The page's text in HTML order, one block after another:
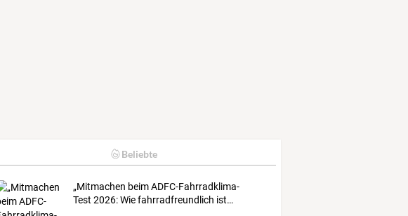
Beliebte
„Mitmachen beimADFC-Fahrradklima-
Test 2026:Wiefahrradfreundlich ist…